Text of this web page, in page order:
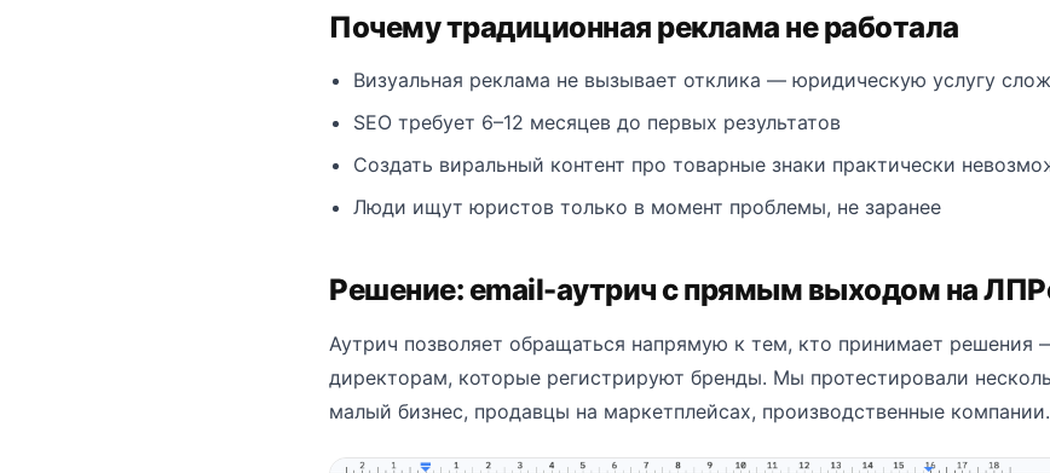
Почему традиционная реклама не работала
Визуальная реклама не вызывает отклика — юридическую услугу
SEO требует 6–12 месяцев до первых результатов
Создать виральный контент про товарные знаки практически
Люди ищут юристов только в момент проблемы, не заранее
Решение: email-аутрич с прямым выходом на
Аутрич позволяет обращаться напрямую к тем, кто принимает решения
директорам, которые регистрируют бренды. Мы протестировали
малый бизнес, продавцы на маркетплейсах, производственные компании.